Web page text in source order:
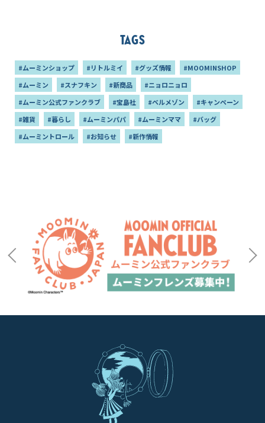
Tags
#ムーミンショップ #リトルミイ #グッズ情報
#MOOMINSHOP
#ムーミン
#スナフキン #新商品
#ニョロニョロ
#ムーミン公式ファンクラブ
#宝島社 #ベルメゾン
#キャンペーン
#雑貨
#暮らし #ムーミンパパ #ムーミンママ
#バッグ
#ムーミントロール
#お知らせ #新作情報